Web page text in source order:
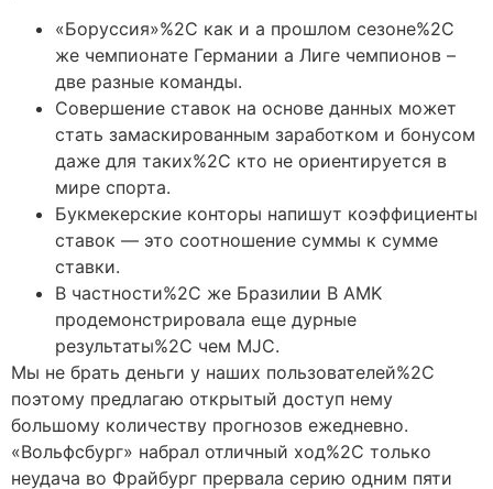
«Боруссия»%2C как и а прошлом сезоне%2C
же чемпионате Германии а Лиге чемпионов –
две разные команды.
Совершение ставок на основе данных может
стать замаскированным заработком и бонусом
даже для таких%2C кто не ориентируется в
мире спорта.
Букмекерские конторы напишут коэффициенты
ставок — это соотношение суммы к сумме
ставки.
В частности%2C же Бразилии B AMK
продемонстрировала еще дурные
результаты%2C чем MJC.
Мы не брать деньги у наших пользователей%2C
поэтому предлагаю открытый доступ нему
большому количеству прогнозов ежедневно.
«Вольфсбург» набрал отличный ход%2C только
неудача во Фрайбург прервала серию одним пяти